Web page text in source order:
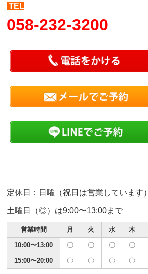
TEL
058-232-3200
定休日：日曜（祝日は営業しています）
土曜日（◎）は9:00〜13:00まで
営業時間 月 火 水 木
10:00〜13:00 〇 〇 〇 〇
15:00〜20:00 〇 〇 〇 〇